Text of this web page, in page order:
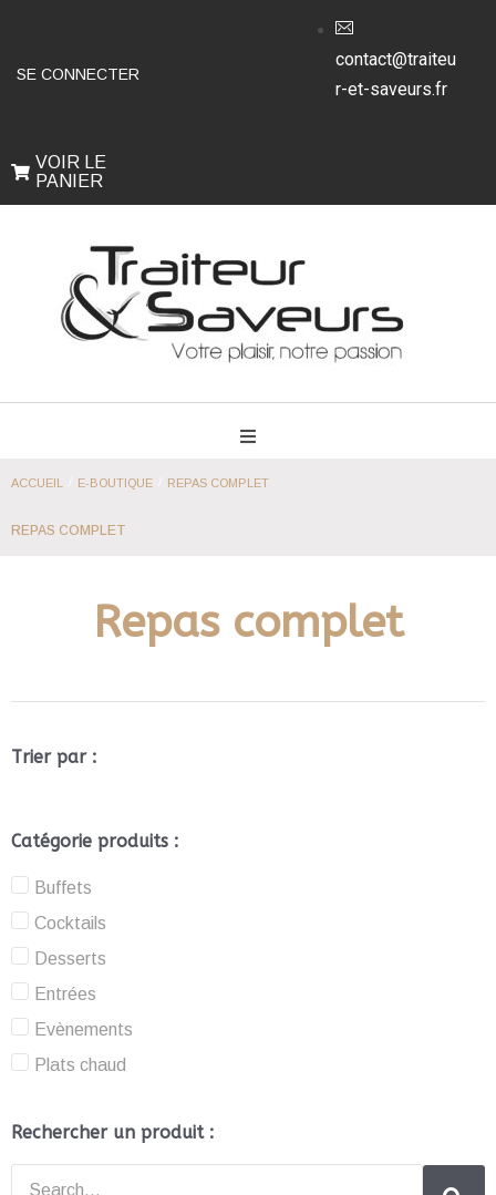
SE CONNECTER
contact@traiteu
r-et-saveurs.fr
VOIR LE
PANIER
REPAS COMPLET
ACCUEIL E-BOUTIQUE REPAS COMPLET
Repas complet
Trier par :
Catégorie produits :
Buffets
Cocktails
Desserts
Entrées
Evènements
Plats chaud
Rechercher un produit :